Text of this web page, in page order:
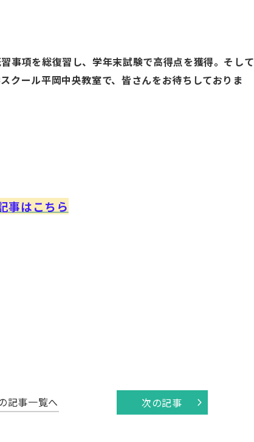
事項を総復習し、学年末試験で高得点を獲得。そして
クール平岡中央教室で、皆さんをお待ちしておりま
事はこちら
記事一覧へ 次の記事